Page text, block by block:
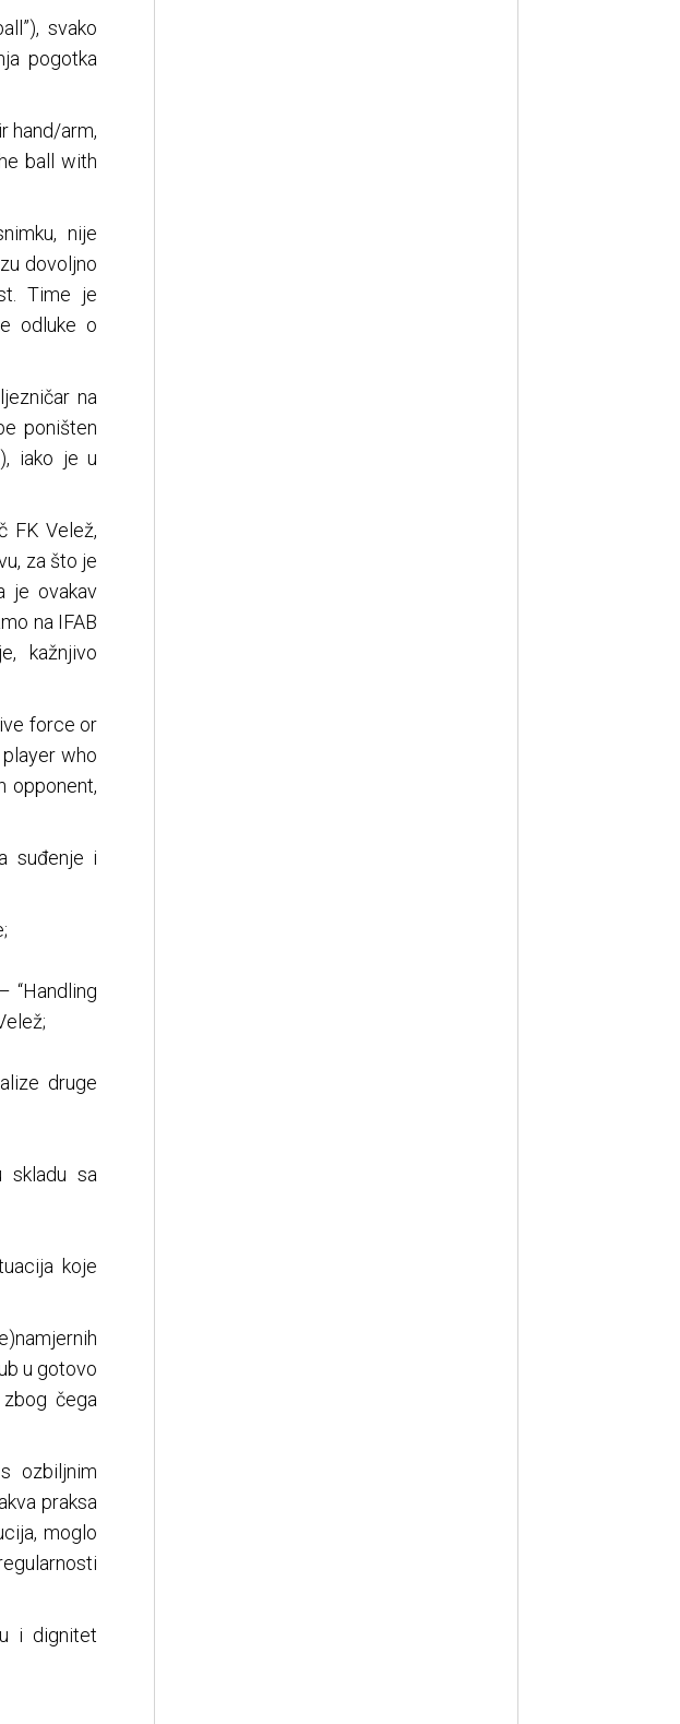
svako
pogotka
hand/arm,
ball with
nije
dovoljno
Time je
odluke o
na
poništen
iako je u
FK Velež,
za što je
je ovakav
na IFAB
kažnjivo
force or
who
opponent,
suđenje i
“Handling
druge
skladu sa
koje
u gotovo
čega
ozbiljnim
praksa
moglo
i dignitet